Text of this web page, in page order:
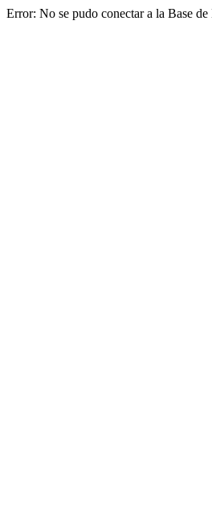
Error: No se pudo conectar a la Base de